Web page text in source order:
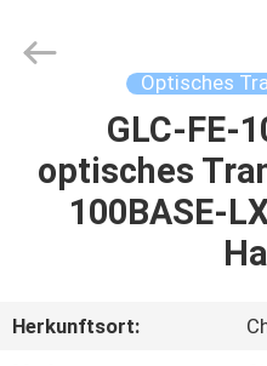
HAUSE
VIDEOS
Ltd..
Optisches
GLC-FE-
optisches
100BASE-
Herkunftsort: